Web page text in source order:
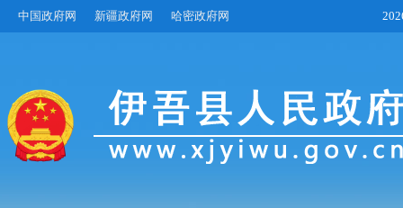
中国政府网 新疆政府网 哈密政府网